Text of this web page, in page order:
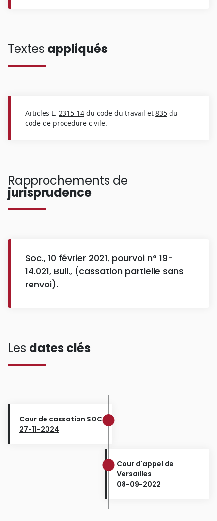
Textes appliqués
Articles L. 2315-14 du code du travail et 835 du
code de procedure civile.
Rapprochements de
jurisprudence
Soc., 10 février 2021, pourvoi n° 19-
14.021, Bull., (cassation partielle sans
renvoi).
Les dates clés
Cour de cassation SOC
27-11-2024
Cour d'appel de
Versailles
08-09-2022